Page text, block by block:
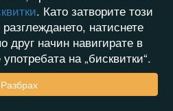
. Като затворите този
натиснете
друг начин навигирате в
на „бисквитки“.
Разбрах